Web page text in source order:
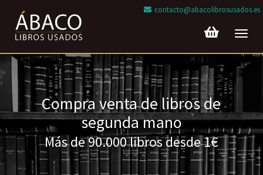
contacto@abacolibrosusados.es
Compra venta de libros de
segunda mano
Más de 90.000 libros desde 1€